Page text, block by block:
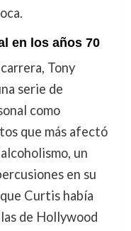
en los años 70
Tony
serie de
como
que más afectó
un
en su
Curtis había
de Hollywood